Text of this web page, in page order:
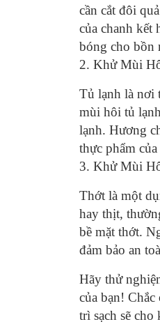
cần cắt đôi
của chanh kết
bóng cho bồn
2. Khử Mùi
Tủ lạnh là nơi
mùi hôi tủ
lạnh. Hương
thực phẩm của
3. Khử Mùi
Thớt là một
hay thịt,
bề mặt thớt.
đảm bảo an
Hãy thử
của bạn!
trì sạch sẽ